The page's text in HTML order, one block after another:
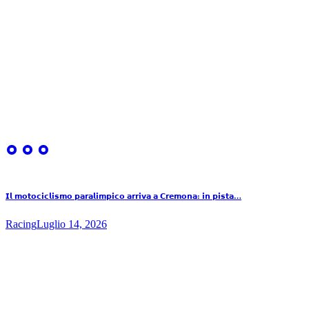
𝗜𝗹 𝗺𝗼𝘁𝗼𝗰𝗶𝗰𝗹𝗶𝘀𝗺𝗼 𝗽𝗮𝗿𝗮𝗹𝗶𝗺𝗽𝗶𝗰𝗼 𝗮𝗿𝗿𝗶𝘃𝗮 𝗮 𝗖𝗿𝗲𝗺𝗼𝗻𝗮: 𝗶𝗻 𝗽𝗶𝘀𝘁𝗮…
RacingLuglio 14, 2026